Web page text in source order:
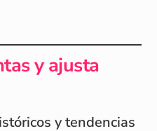
y ajusta
y tendencias